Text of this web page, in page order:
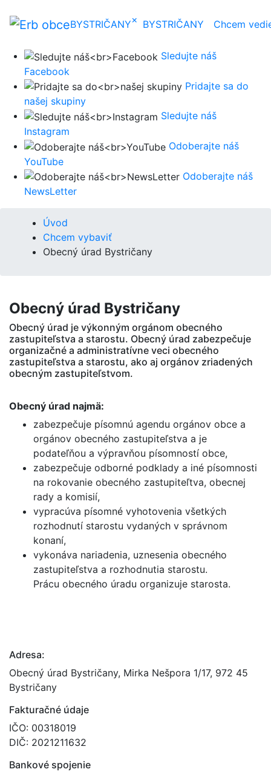
BYSTRIČANY× BYSTRIČANY Chcem
Sledujte náš
Facebook
Pridajte sa do
našej skupiny
Sledujte náš
Instagram
Odoberajte náš
YouTube
Odoberajte náš
NewsLetter
Úvod
Chcem vybaviť
Obecný úrad Bystričany
Obecný úrad Bystričany
Obecný úrad je výkonným orgánom obecného
zastupiteľstva a starostu. Obecný úrad zabezpečuje
organizačné a administratívne veci obecného
zastupiteľstva a starostu, ako aj orgánov zriadených
obecným zastupiteľstvom.
Obecný úrad najmä:
zabezpečuje písomnú agendu orgánov obce a
orgánov obecného zastupiteľstva a je
podateľňou a výpravňou písomností obce,
zabezpečuje odborné podklady a iné písomnosti
na rokovanie obecného zastupiteľtva, obecnej
rady a komisií,
vypracúva písomné vyhotovenia všetkých
rozhodnutí starostu vydaných v správnom
konaní,
vykonáva nariadenia, uznesenia obecného
zastupiteľstva a rozhodnutia starostu.
Prácu obecného úradu organizuje starosta.
Adresa:
Obecný úrad Bystričany, Mirka Nešpora 1/17, 972 45
Bystričany
Fakturačné údaje
IČO: 00318019
DIČ: 2021211632
Bankové spojenie